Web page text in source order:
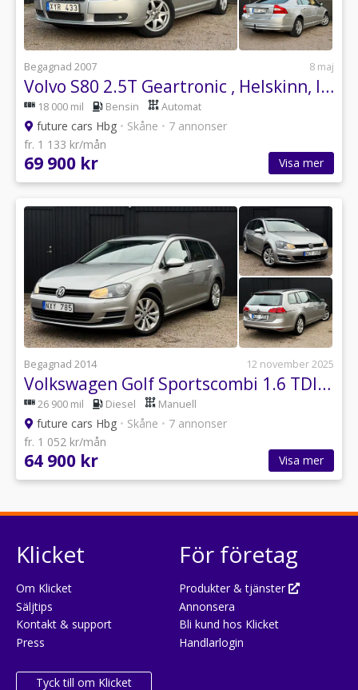
Begagnad 2007 8 maj
Volvo S80 2.5T Geartronic , Helskinn, lågmilare, Drag, Få ägare.
18 000 mil Bensin Automat
future cars Hbg • Skåne • 7 annonser
fr. 1 133 kr/mån
69 900 kr Visa mer
Begagnad 2014 12 november 2025
Volkswagen Golf Sportscombi 1.6 TDI DPF BMT Masters Euro 5
26 900 mil Diesel Manuell
future cars Hbg • Skåne • 7 annonser
fr. 1 052 kr/mån
64 900 kr Visa mer
Klicket
Om Klicket
Säljtips
Kontakt & support
Press
Tyck till om Klicket
För företag
Produkter & tjänster
Annonsera
Bli kund hos Klicket
Handlarlogin